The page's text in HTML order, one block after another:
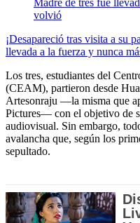
¡Desapareció tras visita a su
llevada a la fuerza y nunca
Los tres, estudiantes del
(CEAM), partieron desde
Artesonraju —la misma que
Pictures— con el objetivo de
audiovisual. Sin embargo,
avalancha que, según los
sepultado.